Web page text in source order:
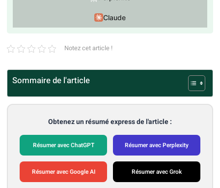
Claude
Notez cet article !
Sommaire de l'article
Obtenez un résumé express de l'article :
Résumer avec ChatGPT Résumer avec Perplexity
Résumer avec Google AI Résumer avec Grok